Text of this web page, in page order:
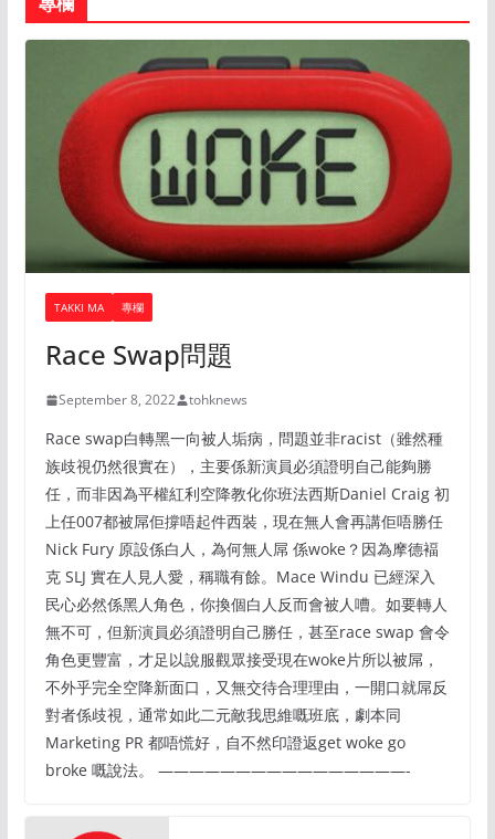
TAKKI MA 專欄
Race Swap問題
September 8, 2022 tohknews
Race swap白轉黑一向被人垢病，問題並非racist（雖然種
族歧視仍然很實在），主要係新演員必須證明自己能夠勝
任，而非因為平權紅利空降教化你班法西斯Daniel Craig 初
上任007都被屌佢撐唔起件西裝，現在無人會再講佢唔勝任
Nick Fury 原設係白人，為何無人屌 係woke？因為摩德褔
克 SLJ 實在人見人愛，稱職有餘。Mace Windu 已經深入
民心必然係黑人角色，你換個白人反而會被人嘈。如要轉人
無不可，但新演員必須證明自己勝任，甚至race swap 會令
角色更豐富，才足以說服觀眾接受現在woke片所以被屌，
不外乎完全空降新面口，又無交待合理理由，一開口就屌反
對者係歧視，通常如此二元敵我思維嘅班底，劇本同
Marketing PR 都唔慌好，自不然印證返get woke go
broke 嘅說法。 ————————————————-